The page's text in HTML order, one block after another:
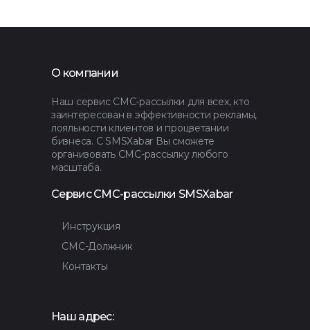
О компании
Наш сервис СМС-рассылки для всех, кто
заинтересован в эффективности рекламы,
лояльности клиентов и процветании
бизнеса. С SMSXabar Вы сможете
организовать СМС-рассылку любого
масштаба.
Сервис СМС-рассылки SMSXabar
Инструкция
СМС-Должник
Контакты
Наш адрес: